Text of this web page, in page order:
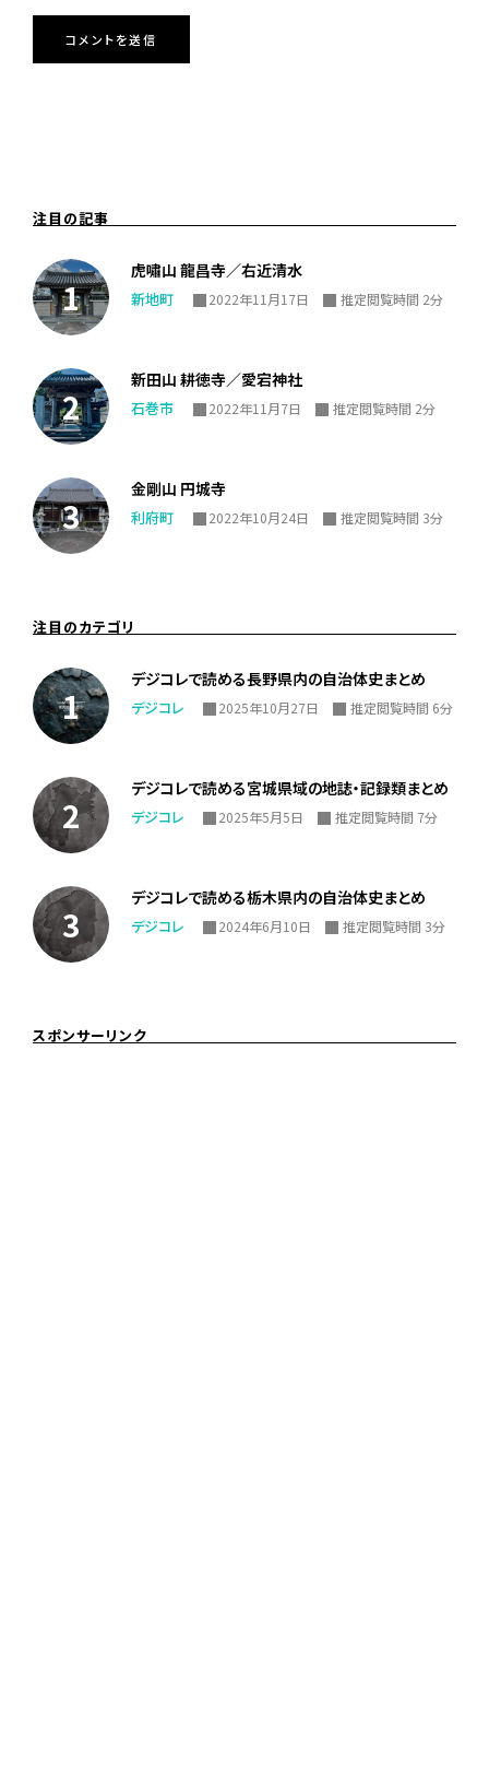
注目の記事
虎嘯山 龍昌寺／右近清水
新地町 2022年11月17日 推定閲覧時間 2分
新田山 耕徳寺／愛宕神社
石巻市 2022年11月7日 推定閲覧時間 2分
金剛山 円城寺
利府町 2022年10月24日 推定閲覧時間 3分
注目のカテゴリ
デジコレで読める長野県内の自治体史まとめ
デジコレ 2025年10月27日 推定閲覧時間 6分
デジコレで読める宮城県域の地誌・記録類まとめ
デジコレ 2025年5月5日 推定閲覧時間 7分
デジコレで読める栃木県内の自治体史まとめ
デジコレ 2024年6月10日 推定閲覧時間 3分
スポンサーリンク